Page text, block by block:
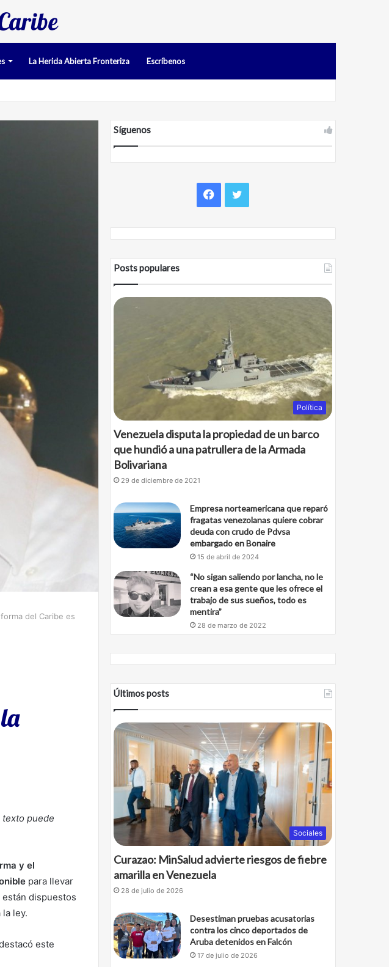
La Herida Abierta Fronteriza Escríbenos
de Aruba detenidos en Falcón
del Caribe es
texto puede
y el
para llevar
dispuestos
ley.
este
Síguenos
Facebook
Twitter
Posts populares
Política
Venezuela disputa la propiedad de un barco
que hundió a una patrullera de la Armada
Bolivariana
29 de diciembre de 2021
Empresa norteamericana que reparó
fragatas venezolanas quiere cobrar
deuda con crudo de Pdvsa
embargado en Bonaire
15 de abril de 2024
“No sigan saliendo por lancha, no le
crean a esa gente que les ofrece el
trabajo de sus sueños, todo es
mentira”
28 de marzo de 2022
Últimos posts
Sociales
Curazao: MinSalud advierte riesgos de fiebre
amarilla en Venezuela
28 de julio de 2026
Desestiman pruebas acusatorias
contra los cinco deportados de
Aruba detenidos en Falcón
17 de julio de 2026